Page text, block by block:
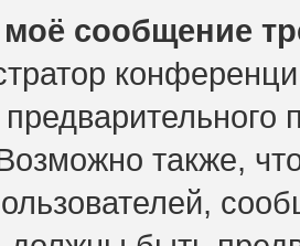
сообщение
также,